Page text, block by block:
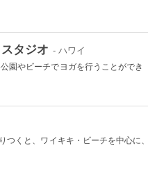
タジオ - ハワイ
園やビーチでヨガを行うことができ
くと、ワイキキ・ビーチを中心に、